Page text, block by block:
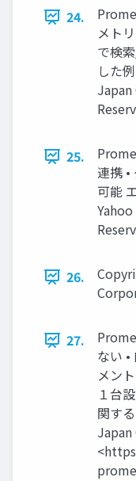
24.
メト
で検
した
25.
連携
可能
26.
27.
ない
メン
１台
関す